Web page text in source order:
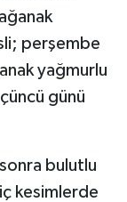
perşembe
yağmurlu
günü
bulutlu
iç kesimlerde